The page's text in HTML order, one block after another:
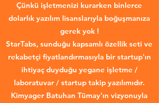
Çünkü işletmenizi kurarken binlerce
dolarlık yazılım lisanslarıyla boğuşmanıza
gerek yok !
StarTabs, sunduğu kapsamlı özellik seti ve
rekabetçi fiyatlandırmasıyla bir startup'ın
ihtiyaç duyduğu yegane işletme /
laboratuvar / startup takip yazılımıdır.
Kimyager Batuhan Tümay'ın vizyonuyla